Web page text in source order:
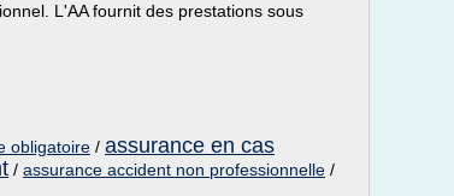
L'AA fournit des prestations sous
obligatoire / assurance en cas
/ assurance accident non professionnelle /